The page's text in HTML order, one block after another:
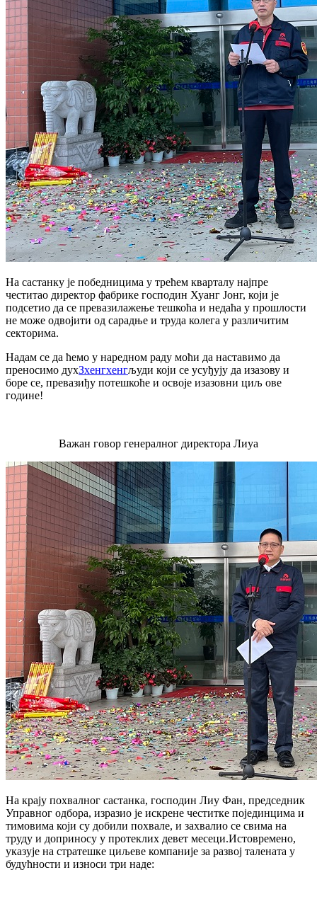
На састанку је победницима у трећем кварталу најпре
честитао директор фабрике господин Хуанг Јонг, који је
подсетио да се превазилажење тешкоћа и недаћа у прошлости
не може одвојити од сарадње и труда колега у различитим
секторима.
Надам се да ћемо у наредном раду моћи да наставимо да
преносимо духЗхенгхенгљуди који се усуђују да изазову и
боре се, превазиђу потешкоће и освоје изазовни циљ ове
године!
Важан говор генералног директора Лиуа
На крају похвалног састанка, господин Лиу Фан, председник
Управног одбора, изразио је искрене честитке појединцима и
тимовима који су добили похвале, и захвалио се свима на
труду и доприносу у протеклих девет месеци.Истовремено,
указује на стратешке циљеве компаније за развој талената у
будућности и износи три наде: